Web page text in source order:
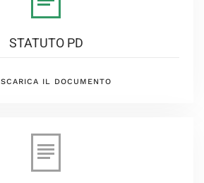
STATUTO PD
SCARICA IL DOCUMENTO